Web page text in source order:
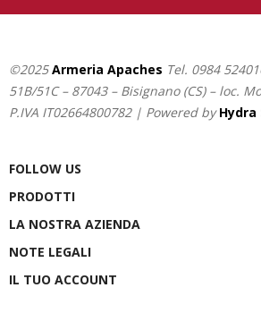
©2025Armeria Apaches Tel. 0984
51B/51C – 87043 – Bisignano (CS) – loc.
P.IVA IT02664800782 | Powered byHydra
FOLLOW US
PRODOTTI
LA NOSTRA AZIENDA
NOTE LEGALI
IL TUO ACCOUNT